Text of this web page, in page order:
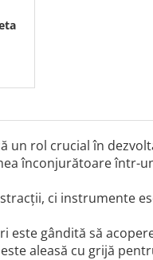
un rol crucial în
înconjurătoare într-
ci instrumente
este gândită să
aleasă cu grijă